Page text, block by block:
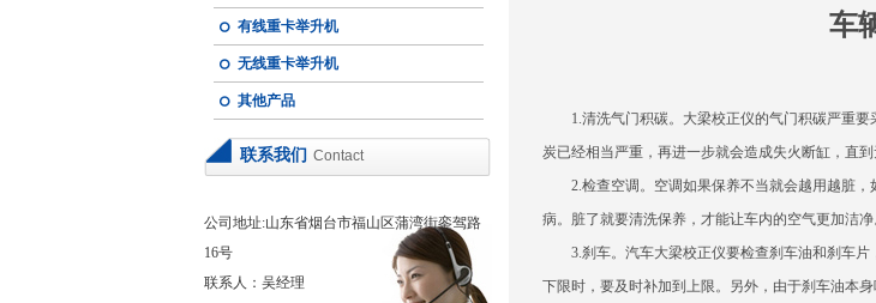
有线重卡举升机
无线重卡举升机
其他产品
联系我们 Contact
公司地址:山东省烟台市福山区蒲湾街銮驾路
16号
联系人：吴经理
车
1.清洗气门积碳。大梁校正仪的气门积碳严重要
炭已经相当严重，再进一步就会造成失火断缸，直
2.检查空调。空调如果保养不当就会越用越脏，
病。脏了就要清洗保养，才能让车内的空气更加洁
3.刹车。汽车大梁校正仪要检查刹车油和刹车片
下限时，要及时补加到上限。另外，由于刹车油本